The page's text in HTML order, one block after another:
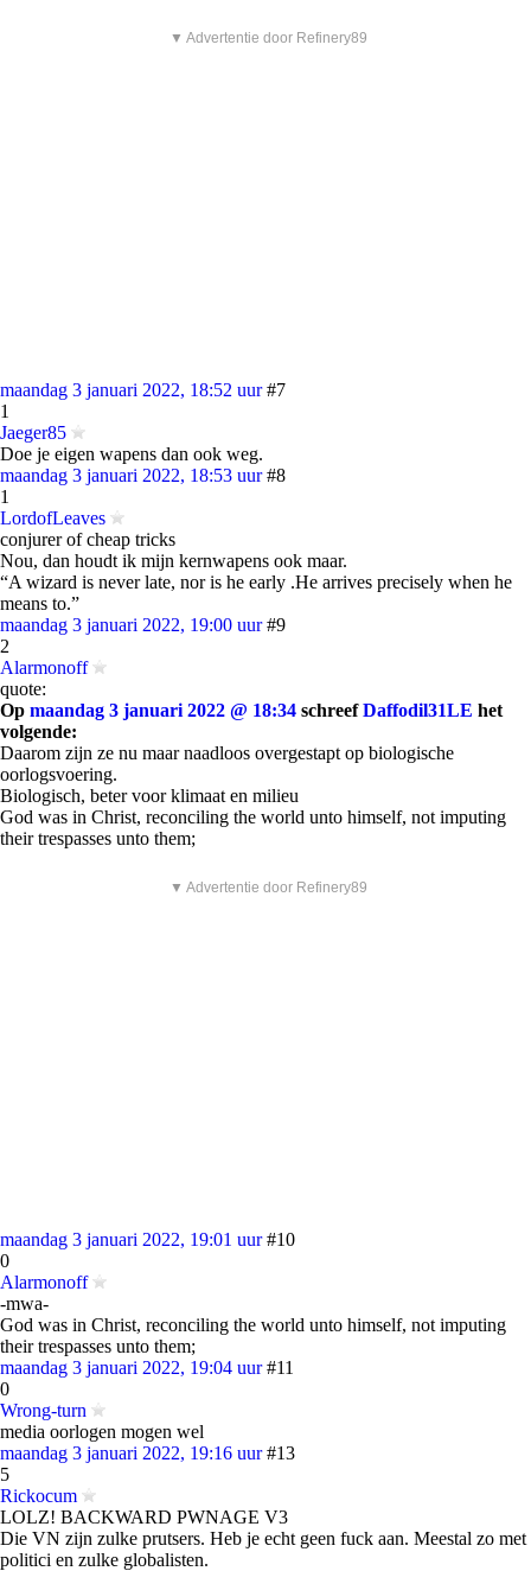
▼ Advertentie door Refinery89
maandag 3 januari 2022, 18:52 uur #7
1
Jaeger85
Doe je eigen wapens dan ook weg.
maandag 3 januari 2022, 18:53 uur #8
1
LordofLeaves
conjurer of cheap tricks
Nou, dan houdt ik mijn kernwapens ook maar.
“A wizard is never late, nor is he early .He arrives precisely when he
means to.”
maandag 3 januari 2022, 19:00 uur #9
2
Alarmonoff
quote:
Op maandag 3 januari 2022 @ 18:34 schreefDaffodil31LE het
volgende:
Daarom zijn ze nu maar naadloos overgestapt op biologische
oorlogsvoering.
Biologisch, beter voor klimaat en milieu
God was in Christ, reconciling the world unto himself, not imputing
their trespasses unto them;
▼ Advertentie door Refinery89
maandag 3 januari 2022, 19:01 uur #10
0
Alarmonoff
-mwa-
God was in Christ, reconciling the world unto himself, not imputing
their trespasses unto them;
maandag 3 januari 2022, 19:04 uur #11
0
Wrong-turn
media oorlogen mogen wel
maandag 3 januari 2022, 19:16 uur #13
5
Rickocum
LOLZ! BACKWARD PWNAGE V3
Die VN zijn zulke prutsers. Heb je echt geen fuck aan. Meestal zo met
politici en zulke globalisten.